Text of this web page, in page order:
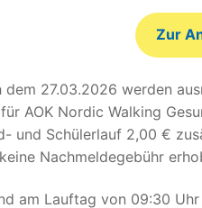
Zur
dem 27.03.2026 werden
AOK Nordic Walking
und Schülerlauf 2,00 €
Nachmeldegebühr
am Lauftag von 09:30